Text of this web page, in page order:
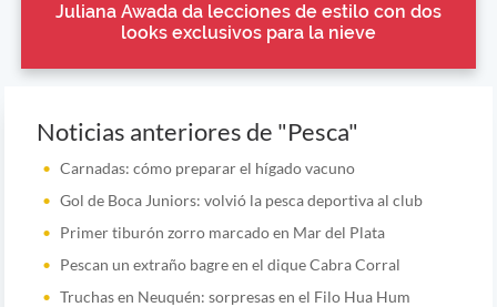
Juliana Awada da lecciones de estilo con dos
looks exclusivos para la nieve
Noticias anteriores de "Pesca"
Carnadas: cómo preparar el hígado vacuno
Gol de Boca Juniors: volvió la pesca deportiva al club
Primer tiburón zorro marcado en Mar del Plata
Pescan un extraño bagre en el dique Cabra Corral
Truchas en Neuquén: sorpresas en el Filo Hua Hum